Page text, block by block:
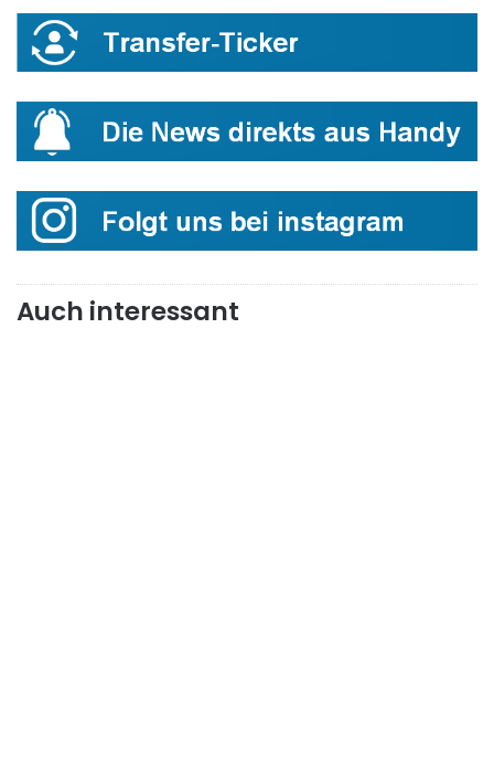
Auch interessant